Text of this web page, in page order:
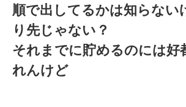
順で出してるかは知らない
り先じゃない？
それまでに貯めるのには好
れんけど